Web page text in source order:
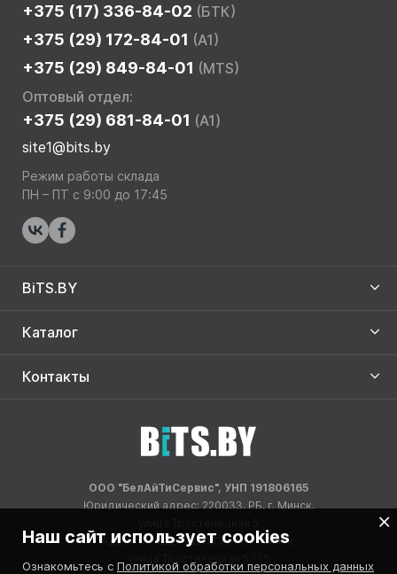
+375 (17) 336-84-02 (БТК)
+375 (29) 172-84-01 (A1)
+375 (29) 849-84-01 (MTS)
Оптовый отдел:
+375 (29) 681-84-01 (A1)
site1@bits.by
Режим работы склада
ПН – ПТ с 9:00 до 17:45
BiTS.BY
Каталог
Контакты
ООО "БелАйТиСервис", УНП 191806165
Юридический адрес: 220033, РБ, г. Минск,
Адрес склада: 220033, РБ, г. Минск,
улица Тростенецкая 5 / 15
Наш сайт использует cookies
Ознакомьтесь с Политикой обработки персональных данных